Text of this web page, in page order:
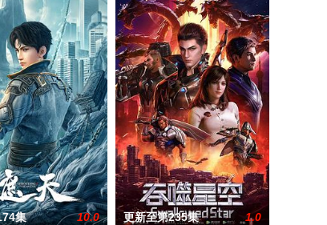
集 10.0 更新至第235集 1.0